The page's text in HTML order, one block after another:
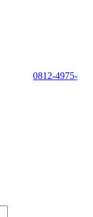
0812-4975-